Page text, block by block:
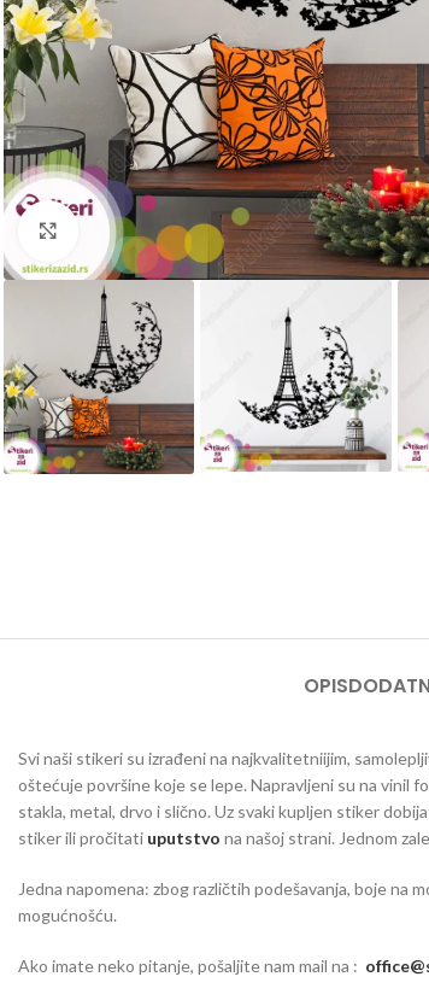
Kliknite za uvećanje
OPIS
Svi naši stikeri su izrađeni na najkvalitetniijim,
oštećuje površine koje se lepe. Napravljeni su na vinil
stakla, metal, drvo i slično. Uz svaki kupljen stiker
stiker ili pročitati uputstvo na našoj strani. Jednom
Jedna napomena: zbog različtih podešavanja, boje na
mogućnošću.
Ako imate neko pitanje, pošaljite nam mail na :